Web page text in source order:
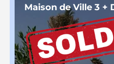
Maison de Ville 3 +